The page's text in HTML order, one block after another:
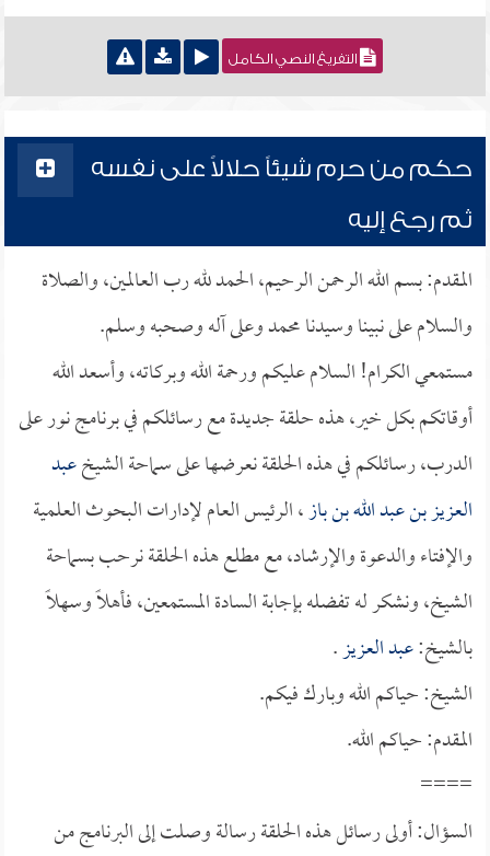
التفريغ النصي الكامل
حكم من حرم شيئاً حلالاً على نفسه
ثم رجع إليه
المقدم: بسم الله الرحمن الرحيم، الحمد لله رب العالمين، والصلاة
والسلام على نبينا وسيدنا محمد وعلى آله وصحبه وسلم.
مستمعي الكرام! السلام عليكم ورحمة الله وبركاته، وأسعد الله
أوقاتكم بكل خير، هذه حلقة جديدة مع رسائلكم في برنامج نور على
الدرب، رسائلكم في هذه الحلقة نعرضها على سماحة الشيخعبد
العزيز بن عبد الله بن باز، الرئيس العام لإدارات البحوث العلمية
والإفتاء والدعوة والإرشاد، مع مطلع هذه الحلقة نرحب بسماحة
الشيخ، ونشكر له تفضله بإجابة السادة المستمعين، فأهلاً وسهلاً
بالشيخ:عبد العزيز.
الشيخ: حياكم الله وبارك فيكم.
المقدم: حياكم الله.
====
السؤال: أولى رسائل هذه الحلقة رسالة وصلت إلى البرنامج من